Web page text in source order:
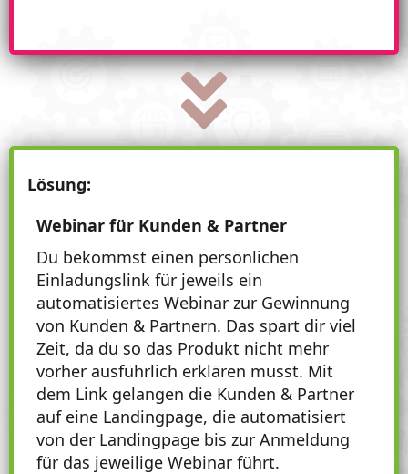
Lösung:
Webinar für Kunden & Partner
Du bekommst einen persönlichen
Einladungslink für jeweils ein
automatisiertes Webinar zur Gewinnung
von Kunden & Partnern. Das spart dir viel
Zeit, da du so das Produkt nicht mehr
vorher ausführlich erklären musst. Mit
dem Link gelangen die Kunden & Partner
auf eine Landingpage, die automatisiert
von der Landingpage bis zur Anmeldung
für das jeweilige Webinar führt.